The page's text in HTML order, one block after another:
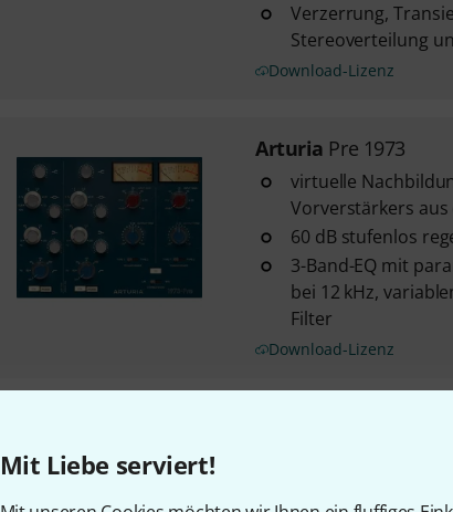
Mit Liebe serviert!
Verzerrung,
Stereoverteilung
Download-Lizenz
Arturia Pre 1973
virtuelle
Vorverstärkers aus
60 dB stufenlos
3-Band-EQ mit
bei 12 kHz,
Filter
Download-Lizenz